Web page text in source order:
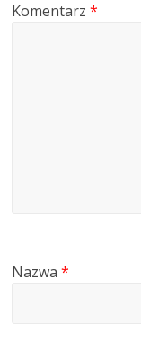
Komentarz*
Nazwa*